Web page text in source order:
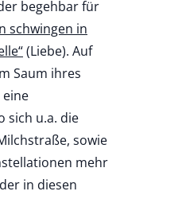
begehbar für
schwingen in
(Liebe). Auf
Saum ihres
eine
sich u.a. die
sowie
mehr
in diesen